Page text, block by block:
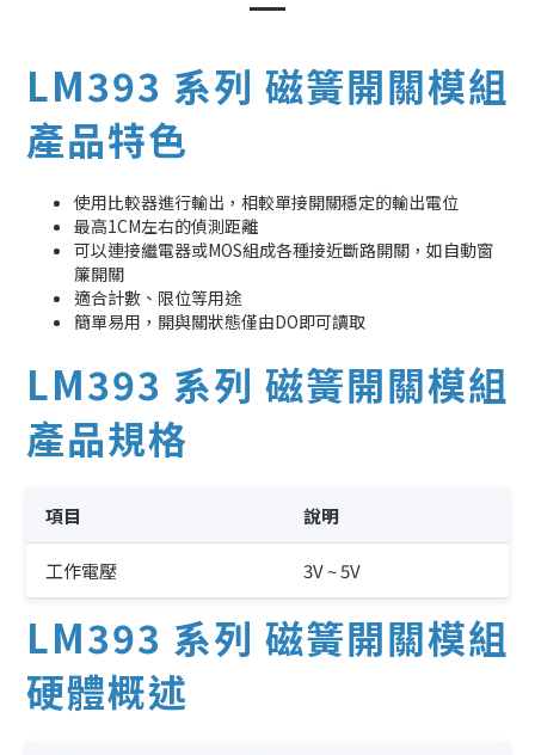
LM393 系列 磁簧開關模組
產品特色
使用比較器進行輸出，相較單接開關穩定的輸出電位
最高1CM左右的偵測距離
可以連接繼電器或MOS組成各種接近斷路開關，如自動窗
簾開關
適合計數、限位等用途
簡單易用，開與關狀態僅由DO即可讀取
LM393 系列 磁簧開關模組
產品規格
項目 說明
工作電壓 3V ~ 5V
LM393 系列 磁簧開關模組
硬體概述